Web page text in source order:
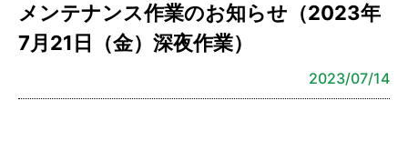
メンテナンス作業のお知らせ（2023年
7月21日（金）深夜作業）
2023/07/14